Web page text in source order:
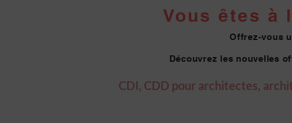
Vous êtes à
Offrez-vous
Découvrez les nouvelles
CDI, CDD pour architectes,